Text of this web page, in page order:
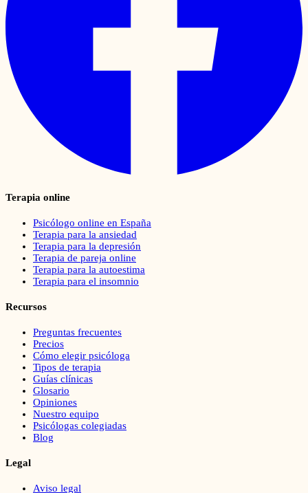
Terapia online
Psicólogo online en España
Terapia para la ansiedad
Terapia para la depresión
Terapia de pareja online
Terapia para la autoestima
Terapia para el insomnio
Recursos
Preguntas frecuentes
Precios
Cómo elegir psicóloga
Tipos de terapia
Guías clínicas
Glosario
Opiniones
Nuestro equipo
Psicólogas colegiadas
Blog
Legal
Aviso legal